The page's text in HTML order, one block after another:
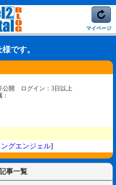
マイページ
です。
開 ログイン：3日以上
グエンジェル]
事一覧